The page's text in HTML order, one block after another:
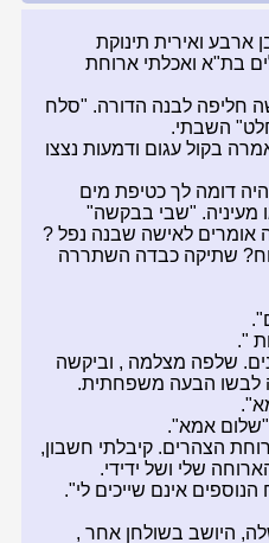
חמוד בן ארבע ואירית תינוקת
בת"א ואכלתי ארוחת
חליפה לבנה הדורה. "סלח
השבתי.
בקול עגום ודמעות נצצו
היה דומה לך כטיפת מים
מעיניה. "שבי בבקשה"
אומרים לאישה שבנה נפל ?
שתיקה כבדה השתררה
".
שלפה מצלמה , וביקשה
לבשו הבעה משפחתית.
אמא".
הצהרים. קיבלתי חשבון,
היושב בשולחן אחר ,